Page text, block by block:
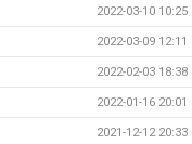
2022-03-10 10:25
2022-03-09 12:11
2022-02-03 18:38
2022-01-16 20:01
2021-12-12 20:33